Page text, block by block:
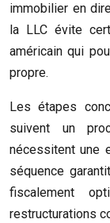
immobilier en
la LLC évite
américain qui
propre.
Les étapes
suivent un
nécessitent une
séquence
fiscalement
restructurations